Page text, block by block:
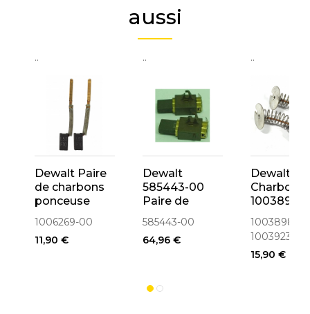
aussi
..
Dewalt Paire
de charbons
ponceuse
D26441,
D26453
(1006269-00)
1006269-00
11,90 €
..
Dewalt
585443-00
Paire de
charbons
pour
défonceuse
585443-00
64,96 €
..
Dewalt
Charbon
1003898-
1003923-
1003898-
1003923-00
15,90 €